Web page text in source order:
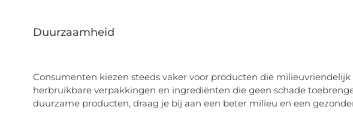
Duurzaamheid
Consumenten kiezen steeds vaker voor producten die
herbruikbare verpakkingen en ingrediënten die geen schade
duurzame producten, draag je bij aan een beter milieu en een